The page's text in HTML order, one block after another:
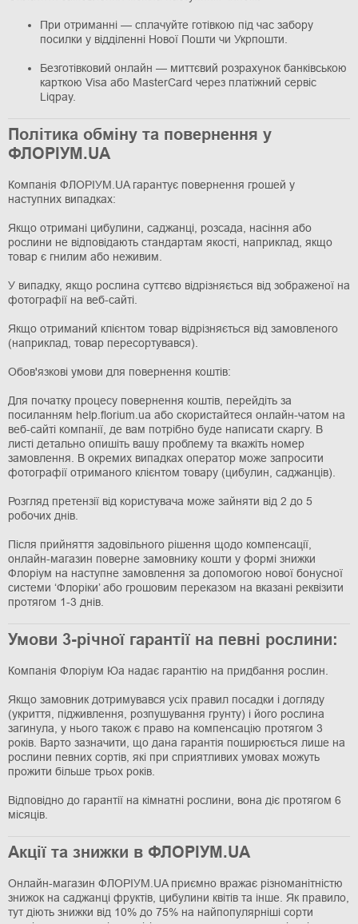
При отриманні — сплачуйте готівкою під час забору
посилки у відділенні Нової Пошти чи Укрпошти.
Безготівковий онлайн — миттєвий розрахунок банківською
карткою Visa або MasterCard через платіжний сервіс
Liqpay.
Політика обміну та повернення у
ФЛОРІУМ.UA
Компанія ФЛОРІУМ.UA гарантує повернення грошей у
наступних випадках:
Якщо отримані цибулини, саджанці, розсада, насіння або
рослини не відповідають стандартам якості, наприклад, якщо
товар є гнилим або неживим.
У випадку, якщо рослина суттєво відрізняється від зображеної на
фотографії на веб-сайті.
Якщо отриманий клієнтом товар відрізняється від замовленого
(наприклад, товар пересортувався).
Обов'язкові умови для повернення коштів:
Для початку процесу повернення коштів, перейдіть за
посиланням help.florium.ua або скористайтеся онлайн-чатом на
веб-сайті компанії, де вам потрібно буде написати скаргу. В
листі детально опишіть вашу проблему та вкажіть номер
замовлення. В окремих випадках оператор може запросити
фотографії отриманого клієнтом товару (цибулин, саджанців).
Розгляд претензії від користувача може зайняти від 2 до 5
робочих днів.
Після прийняття задовільного рішення щодо компенсації,
онлайн-магазин поверне замовнику кошти у формі знижки
Флоріум на наступне замовлення за допомогою нової бонусної
системи ‘Флоріки’ або грошовим переказом на вказані реквізити
протягом 1-3 днів.
Умови 3-річної гарантії на певні рослини:
Компанія Флоріум Юа надає гарантію на придбання рослин.
Якщо замовник дотримувався усіх правил посадки і догляду
(укриття, підживлення, розпушування грунту) і його рослина
загинула, у нього також є право на компенсацію протягом 3
років. Варто зазначити, що дана гарантія поширюється лише на
рослини певних сортів, які при сприятливих умовах можуть
прожити більше трьох років.
Відповідно до гарантії на кімнатні рослини, вона діє протягом 6
місяців.
Акції та знижки в ФЛОРІУМ.UA
Онлайн-магазин ФЛОРІУМ.UA приємно вражає різноманітністю
знижок на саджанці фруктів, цибулини квітів та інше. Як правило,
тут діють знижки від 10% до 75% на найпопулярніші сорти